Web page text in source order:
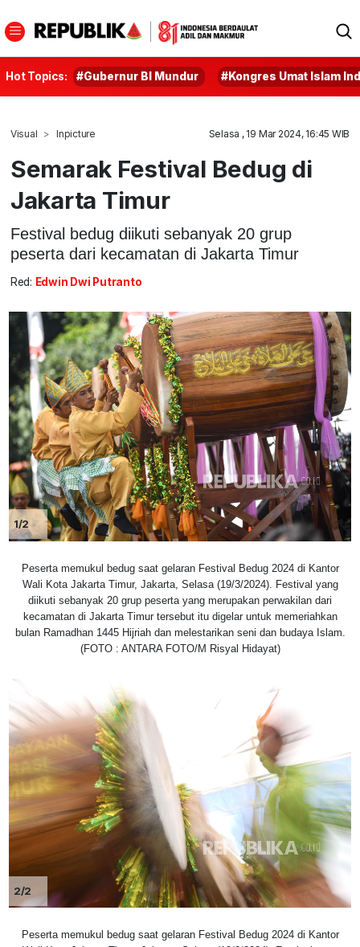
Hot Topics: #Gubernur BI Mundur #Kongres Umat Islam
Visual Inpicture Selasa , 19 Mar 2024, 16:45 WIB
Semarak Festival Bedug di
Jakarta Timur
Festival bedug diikuti sebanyak 20 grup
peserta dari kecamatan di Jakarta Timur
Red: Edwin Dwi Putranto
1/2
Peserta memukul bedug saat gelaran Festival Bedug 2024 di Kantor
Wali Kota Jakarta Timur, Jakarta, Selasa (19/3/2024). Festival yang
diikuti sebanyak 20 grup peserta yang merupakan perwakilan dari
kecamatan di Jakarta Timur tersebut itu digelar untuk memeriahkan
bulan Ramadhan 1445 Hijriah dan melestarikan seni dan budaya Islam.
(FOTO : ANTARA FOTO/M Risyal Hidayat)
2/2
Peserta memukul bedug saat gelaran Festival Bedug 2024 di Kantor